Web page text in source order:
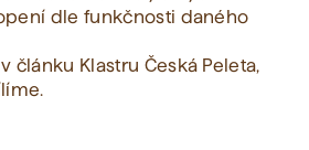
dle funkčnosti daného
článku Klastru Česká Peleta,